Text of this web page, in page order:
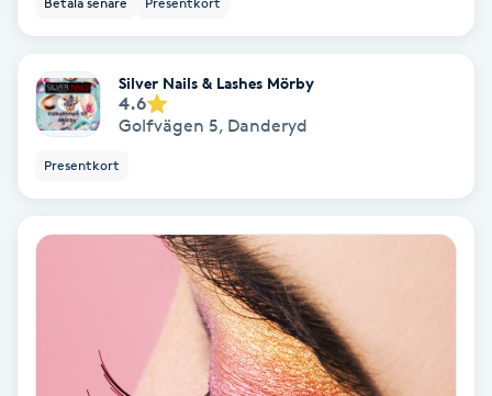
Babylights
Balayage
Bambumassage
Barnklippning
Silver Nails & Lashes Mörby
4.6
Golfvägen 5, Danderyd
Presentkort